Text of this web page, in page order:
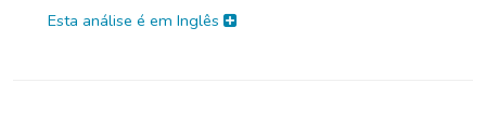
Esta análise é em Inglês